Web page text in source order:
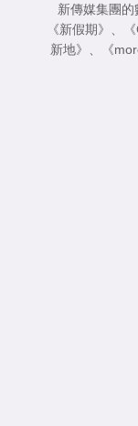
新傳媒集團
《新假期》 、
新地》 、 《